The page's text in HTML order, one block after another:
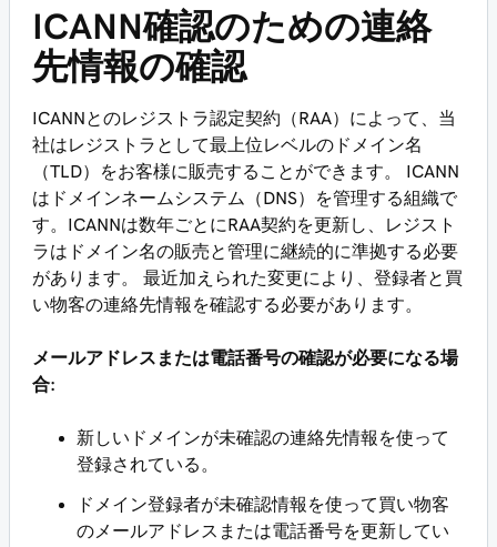
ICANN確認のための連絡
先情報の確認
ICANNとのレジストラ認定契約（RAA）によって、当
社はレジストラとして最上位レベルのドメイン名
（TLD）をお客様に販売することができます。 ICANN
はドメインネームシステム（DNS）を管理する組織で
す。ICANNは数年ごとにRAA契約を更新し、レジスト
ラはドメイン名の販売と管理に継続的に準拠する必要
があります。 最近加えられた変更により、登録者と買
い物客の連絡先情報を確認する必要があります。
メールアドレスまたは電話番号の確認が必要になる場
合:
新しいドメインが未確認の連絡先情報を使って
登録されている。
ドメイン登録者が未確認情報を使って買い物客
のメールアドレスまたは電話番号を更新してい